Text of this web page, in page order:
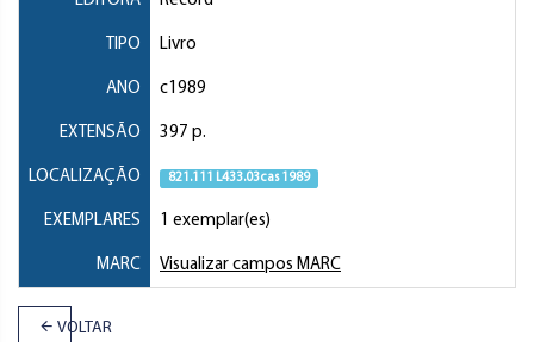
TIPO Livro
ANO c1989
EXTENSÃO 397 p.
LOCALIZAÇÃO 821.111 L433.03cas 1989
EXEMPLARES 1 exemplar(es)
MARC Visualizar campos MARC
VOLTAR